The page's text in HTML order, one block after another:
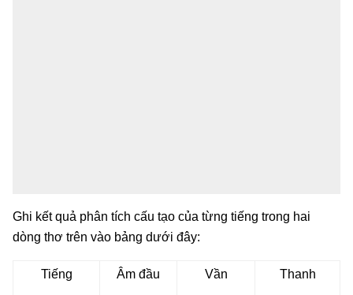
Ghi kết quả phân tích cấu tạo của từng tiếng trong hai
dòng thơ trên vào bảng dưới đây:
Tiếng Âm đầu Vần Thanh